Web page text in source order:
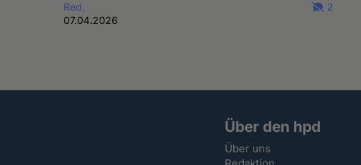
Red.
07.04.2026
2
Über den hpd
Über uns